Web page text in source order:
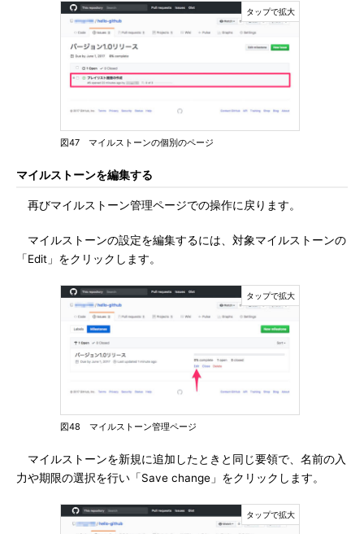
図47 マイルストーンの個別のページ
マイルストーンを編集する
再びマイルストーン管理ページでの操作に戻ります。
マイルストーンの設定を編集するには、対象マイルストーンの
「Edit」をクリックします。
図48 マイルストーン管理ページ
マイルストーンを新規に追加したときと同じ要領で、名前の入
力や期限の選択を行い「Save change」をクリックします。